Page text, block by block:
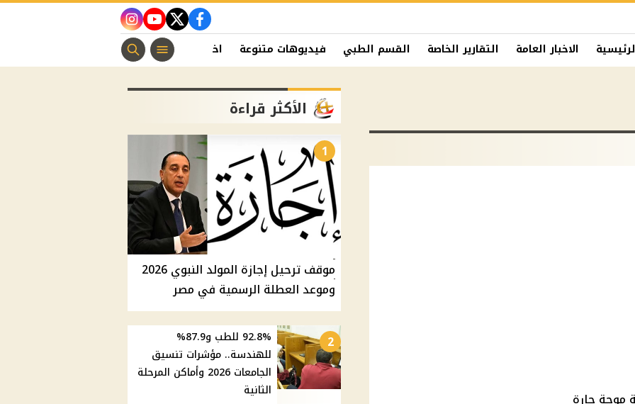
facebook
twitter
youtube
instagram
الاخبار العامة التقارير الخاصة القسم الطبي فيديوهات متنوعة اخبار الفن منوعات مسيحية
الأكثر قراءة
1
موقف ترحيل إجازة المولد النبوي 2026
وموعد العطلة الرسمية في مصر
2
92.8% للطب و87.9%
للهندسة.. مؤشرات تنسيق
الجامعات 2026 وأماكن المرحلة
الثانية